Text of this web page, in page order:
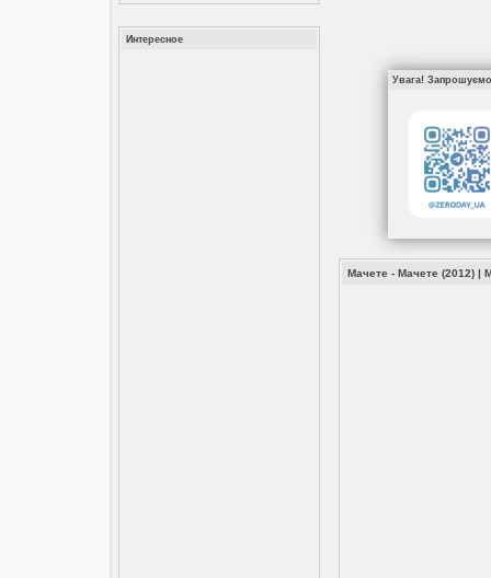
Интересное
Увага! Запрошуємо
Мачете - Мачете (2012) |